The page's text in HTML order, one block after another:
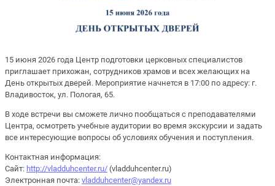
15 июня 2026 года Центр подготовки церковных специалистов
приглашает прихожан, сотрудников храмов и всех желающих на
День открытых дверей. Мероприятие начнется в 17:00 по адресу: г.
Владивосток, ул. Пологая, 65.
В ходе встречи вы сможете лично пообщаться с преподавателями
Центра, осмотреть учебные аудитории во время экскурсии и задать
все интересующие вопросы об условиях обучения и поступления.
Контактная информация:
Сайт: http://vladduhcenter.ru/ (vladduhcenter.ru)
Электронная почта: vladduhcenter@yandex.ru